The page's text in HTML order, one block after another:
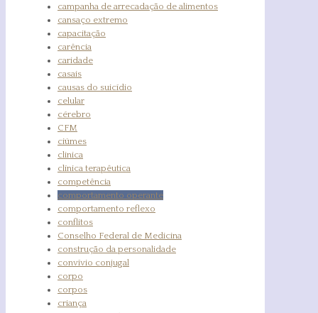
campanha de arrecadação de alimentos
cansaço extremo
capacitação
carência
caridade
casais
causas do suicídio
celular
cérebro
CFM
ciúmes
clinica
clínica terapêutica
competência
comportamento operante
comportamento reflexo
conflitos
Conselho Federal de Medicina
construção da personalidade
convívio conjugal
corpo
corpos
criança